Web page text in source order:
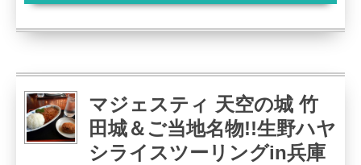
マジェスティ 天空の城 竹
田城＆ご当地名物!!生野ハヤ
シライスツーリングin兵庫